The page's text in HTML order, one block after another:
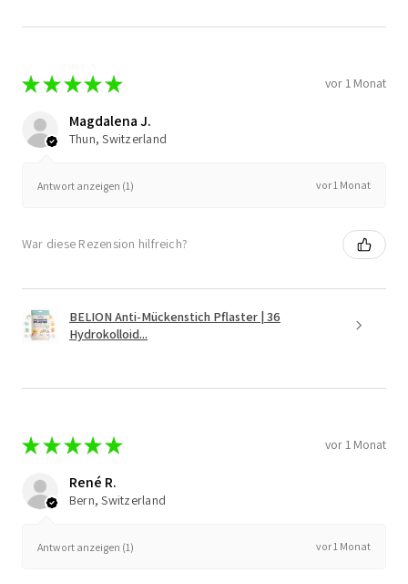
★★ ★★★ vor 1 Monat
Magdalena J.
Thun, Switzerland
Antwort anzeigen (1) vor 1 Monat
War diese Rezension hilfreich?
BELION Anti-Mückenstich Pflaster | 36
Hydrokolloid...
★★ ★★★ vor 1 Monat
René R.
Bern, Switzerland
Antwort anzeigen (1) vor 1 Monat